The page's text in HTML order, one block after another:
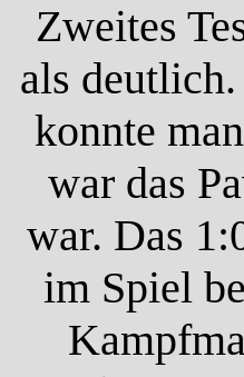
Zweites
als
konnte
war das
war. Das
im Spiel